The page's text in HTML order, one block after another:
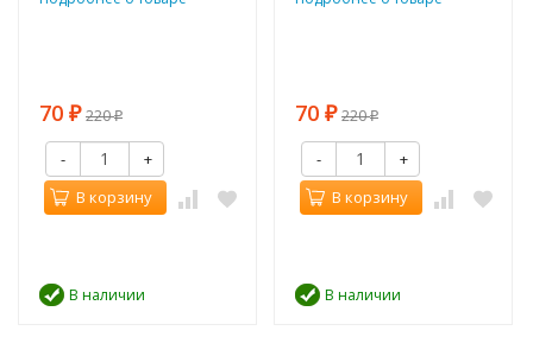
70 ₽ 220₽
-
+
В корзину
В наличии
70 ₽ 220₽
-
+
В корзину
В наличии